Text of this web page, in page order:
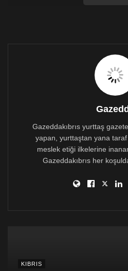
Gazeddakıbrıs yurttaş
yapan, yurttaştan yana
meslek etiği ilkelerine
Gazeddakıbrıs her
KIBRIS